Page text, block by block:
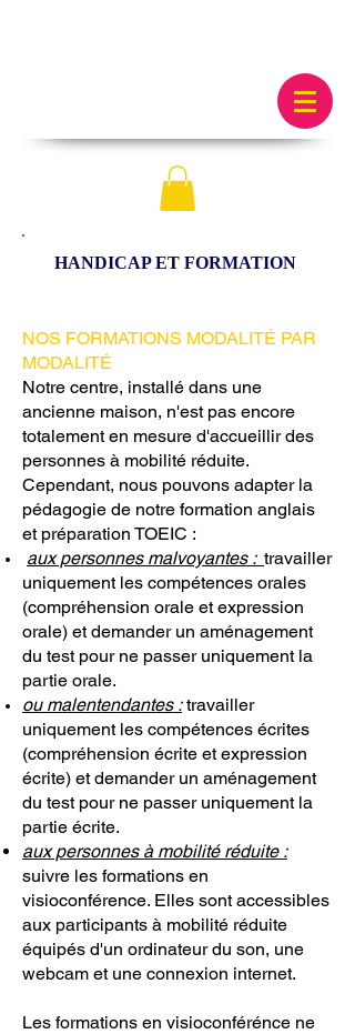
HANDICAP ET FORMATION
NOS FORMATIONS MODALITÉ PAR
MODALITÉ
Notre centre, installé dans une
ancienne maison, n'est pas encore
totalement en mesure d'accueillir des
personnes à mobilité réduite.
Cependant, nous pouvons adapter la
pédagogie de notre formation anglais
et préparation TOEIC :
aux personnes malvoyantes : travailler
uniquement les compétences orales
(compréhension orale et expression
orale) et demander un aménagement
du test pour ne passer uniquement la
partie orale.
ou malentendantes :travailler
uniquement les compétences écrites
(compréhension écrite et expression
écrite) et demander un aménagement
du test pour ne passer uniquement la
partie écrite.
aux personnes à mobilité réduite :
suivre les formations en
visioconférence. Elles sont accessibles
aux participants à mobilité réduite
équipés d'un ordinateur du son, une
webcam et une connexion internet.
Les formations en visioconférénce ne